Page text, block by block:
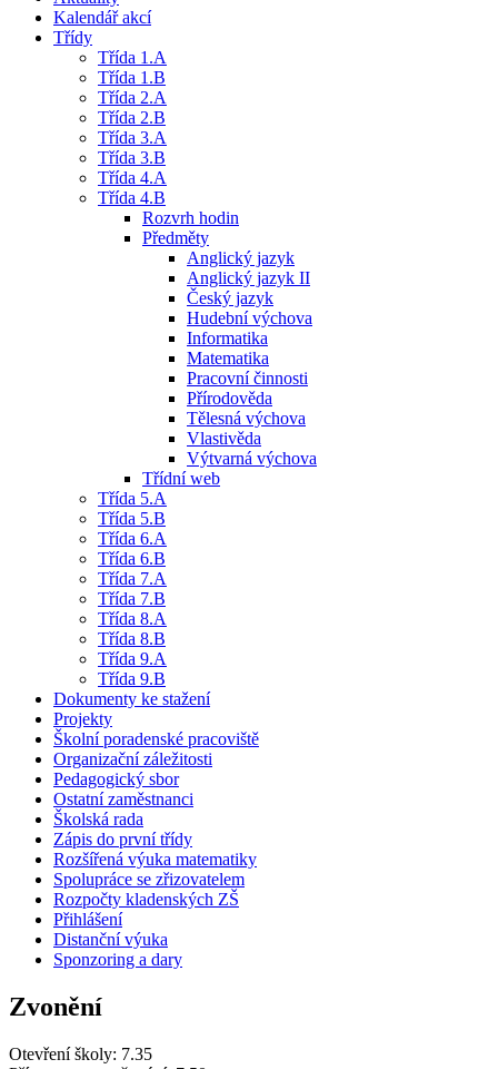
Kalendář akcí
Třídy
Třída 1.A
Třída 1.B
Třída 2.A
Třída 2.B
Třída 3.A
Třída 3.B
Třída 4.A
Třída 4.B
Rozvrh hodin
Předměty
Anglický jazyk
Anglický jazyk II
Český jazyk
Hudební výchova
Informatika
Matematika
Pracovní činnosti
Přírodověda
Tělesná výchova
Vlastivěda
Výtvarná výchova
Třídní web
Třída 5.A
Třída 5.B
Třída 6.A
Třída 6.B
Třída 7.A
Třída 7.B
Třída 8.A
Třída 8.B
Třída 9.A
Třída 9.B
Dokumenty ke stažení
Projekty
Školní poradenské pracoviště
Organizační záležitosti
Pedagogický sbor
Ostatní zaměstnanci
Školská rada
Zápis do první třídy
Rozšířená výuka matematiky
Spolupráce se zřizovatelem
Rozpočty kladenských ZŠ
Přihlášení
Distanční výuka
Sponzoring a dary
Zvonění
Otevření školy: 7.35